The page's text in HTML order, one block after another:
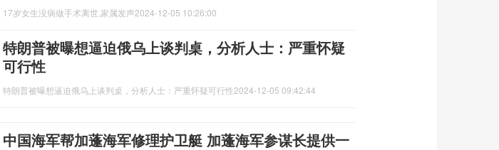
17岁女生没病做手术离世,家属发声2024-12-05 10:26:00
特朗普被曝想逼迫俄乌上谈判桌，分析人士：严重怀疑
可行性
特朗普被曝想逼迫俄乌上谈判桌，分析人士：严重怀疑可行性2024-12-05 09:42:44
中国海军帮加蓬海军修理护卫艇 加蓬海军参谋长提供一